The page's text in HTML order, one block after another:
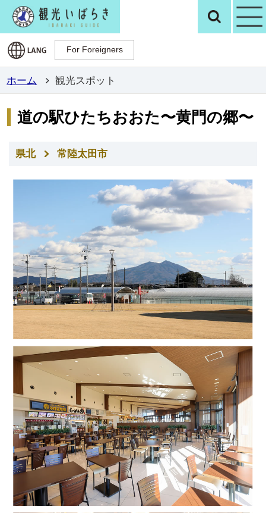
観光いばらき検
For Foreigners
For Foreigners
ホーム 観光スポット
道の駅ひたちおおた〜黄門の郷〜
県北 常陸太田市